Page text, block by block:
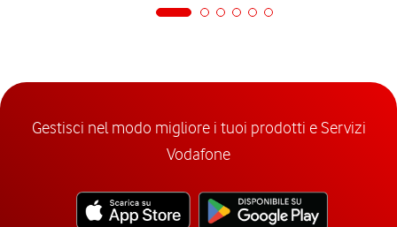
Gestisci nel modo migliore i tuoi prodotti e Servizi
Vodafone